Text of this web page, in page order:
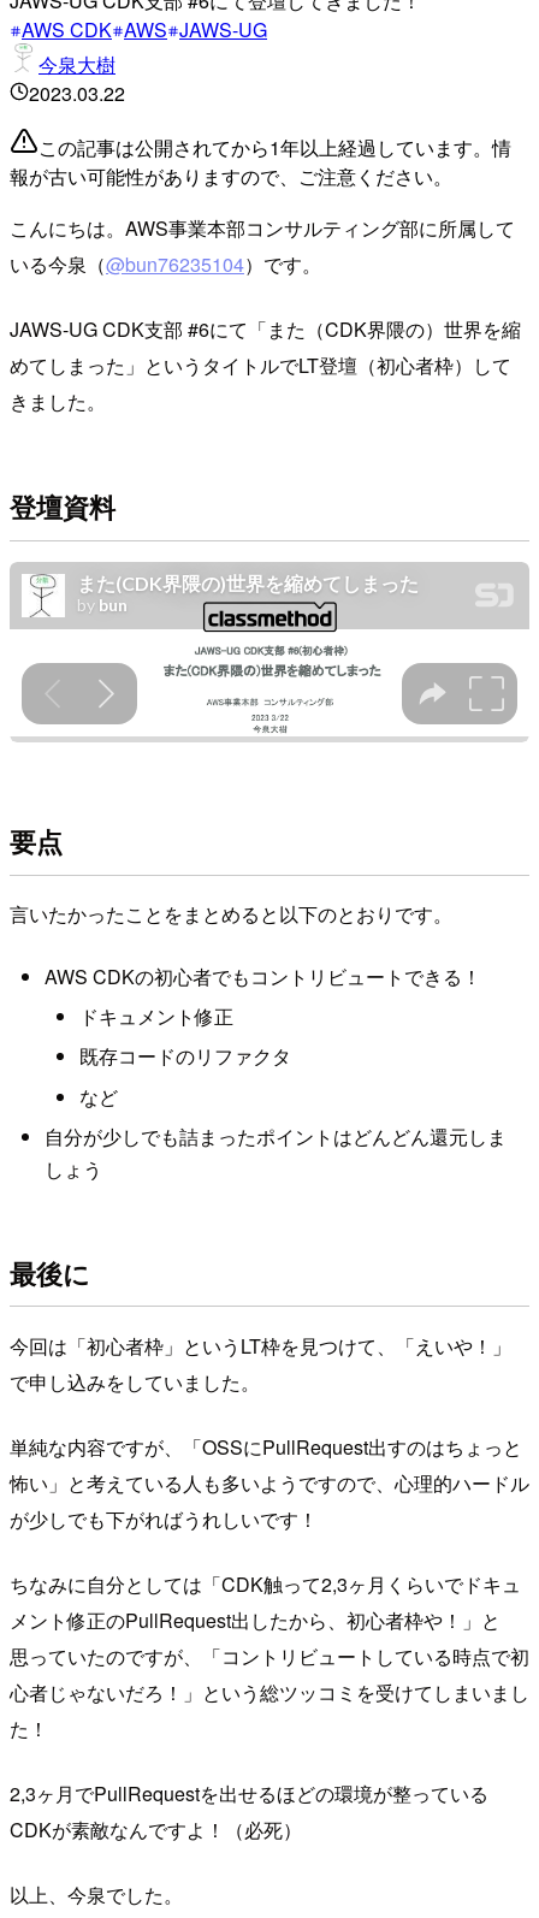
AWS CDK AWS JAWS-UG
今泉大樹
2023.03.22
この記事は公開されてから1年以上経過しています。情
報が古い可能性がありますので、ご注意ください。
こんにちは。AWS事業本部コンサルティング部に所属して
いる今泉（@bun76235104）です。
JAWS-UG CDK支部 #6にて「また（CDK界隈の）世界を縮
めてしまった」というタイトルでLT登壇（初心者枠）して
きました。
登壇資料
要点
言いたかったことをまとめると以下のとおりです。
AWS CDKの初心者でもコントリビュートできる！
ドキュメント修正
既存コードのリファクタ
など
自分が少しでも詰まったポイントはどんどん還元しま
しょう
最後に
今回は「初心者枠」というLT枠を見つけて、「えいや！」
で申し込みをしていました。
単純な内容ですが、「OSSにPullRequest出すのはちょっと
怖い」と考えている人も多いようですので、心理的ハードル
が少しでも下がればうれしいです！
ちなみに自分としては「CDK触って2,3ヶ月くらいでドキュ
メント修正のPullRequest出したから、初心者枠や！」と
思っていたのですが、「コントリビュートしている時点で初
心者じゃないだろ！」という総ツッコミを受けてしまいまし
た！
2,3ヶ月でPullRequestを出せるほどの環境が整っている
CDKが素敵なんですよ！（必死）
以上、今泉でした。